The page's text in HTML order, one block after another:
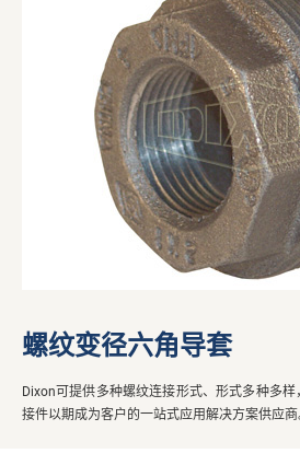
螺纹变径六角导套
Dixon可提供多种螺纹连接形式、形式多种多
接件以期成为客户的一站式应用解决方案供应商